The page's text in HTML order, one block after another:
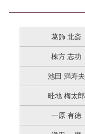
葛飾 北斎
棟方 志功
池田 満寿夫
畦地 梅太郎
一原 有徳